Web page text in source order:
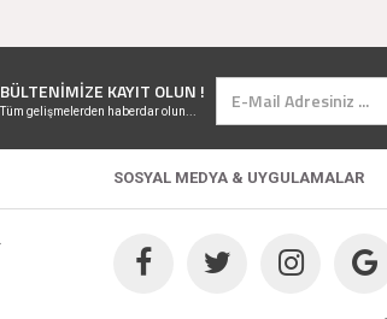
BÜLTENİMİZE KAYIT OLUN !
Tüm gelişmelerden haberdar olun...
SOSYAL MEDYA & UYGULAMALAR